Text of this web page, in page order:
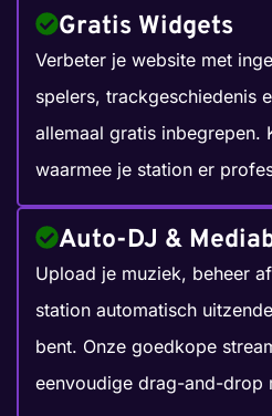
Gratis Widgets
Verbeter je website met
spelers, trackgeschiedenis
allemaal gratis inbegrepen.
waarmee je station er
Auto-DJ &
Upload je muziek, beheer
station automatisch
bent. Onze goedkope
eenvoudige drag-and-drop